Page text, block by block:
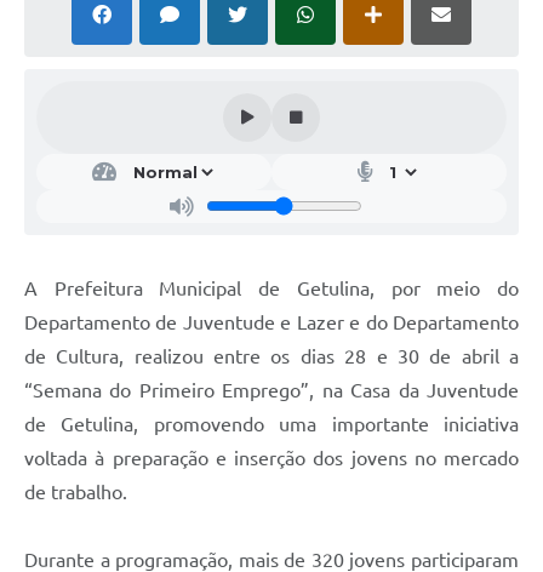
A Prefeitura Municipal de Getulina, por meio do
Departamento de Juventude e Lazer e do Departamento
de Cultura, realizou entre os dias 28 e 30 de abril a
“Semana do Primeiro Emprego”, na Casa da Juventude
de Getulina, promovendo uma importante iniciativa
voltada à preparação e inserção dos jovens no mercado
de trabalho.
Durante a programação, mais de 320 jovens participaram